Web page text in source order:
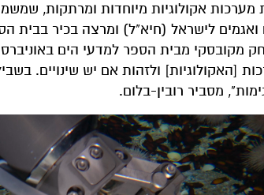
אקולוגיות מיוחדות ומרתקות,
ואגמים לישראל (חיא"ל) ומרצה בכיר בבית
מקובסקי מבית הספר למדעי הים
[האקולוגיות] ולזהות אם יש שינויים.
מסביר רובין-בלום.